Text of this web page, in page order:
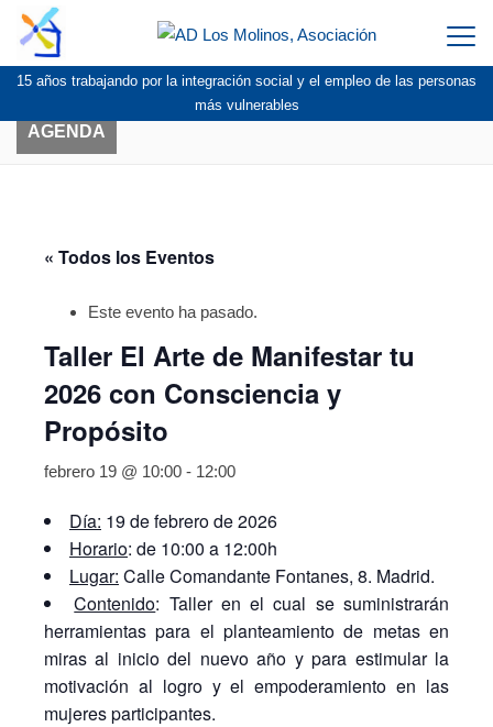
15 años trabajando por la integración social y el empleo de las personas
más vulnerables
AGENDA
« Todos los Eventos
Este evento ha pasado.
Taller El Arte de Manifestar tu
2026 con Consciencia y
Propósito
febrero 19 @ 10:00 - 12:00
Día: 19 de febrero de 2026
Horario: de 10:00 a 12:00h
Lugar: Calle Comandante Fontanes, 8. Madrid.
Contenido: Taller en el cual se suministrarán
herramientas para el planteamiento de metas en
miras al inicio del nuevo año y para estimular la
motivación al logro y el empoderamiento en las
mujeres participantes.